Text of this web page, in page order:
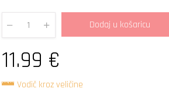
Quantity
Dodaj u košaricu
11.99 €
Vodič kroz veličine